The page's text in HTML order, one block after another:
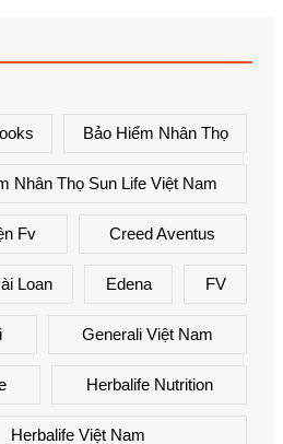
Bảo Hiểm Nhân Thọ
Nhân Thọ Sun Life Việt Nam
Fv Creed Aventus
Loan Edena FV
Generali Việt Nam
Herbalife Nutrition
Herbalife Việt Nam